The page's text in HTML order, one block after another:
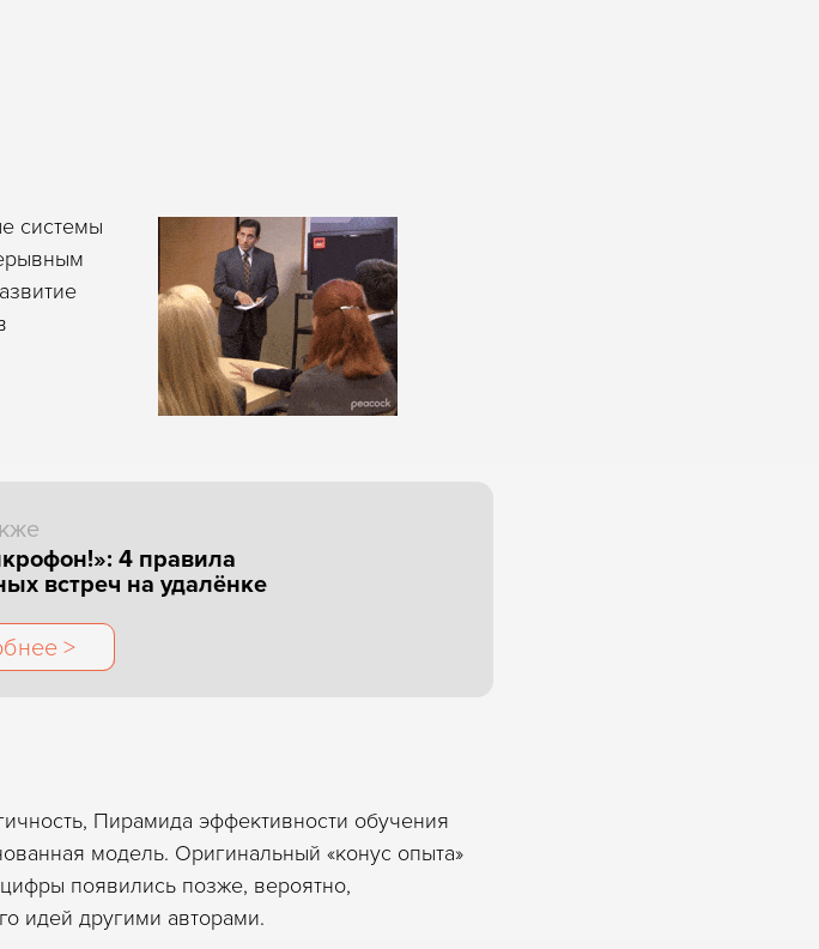
системы
>
>
4 правила
встреч на удалёнке
Пирамида эффективности обучения
модель. Оригинальный «конус опыта»
появились позже, вероятно,
идей другими авторами.